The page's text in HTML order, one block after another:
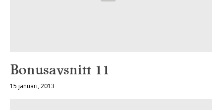
Bonusavsnitt 11
15 januari, 2013